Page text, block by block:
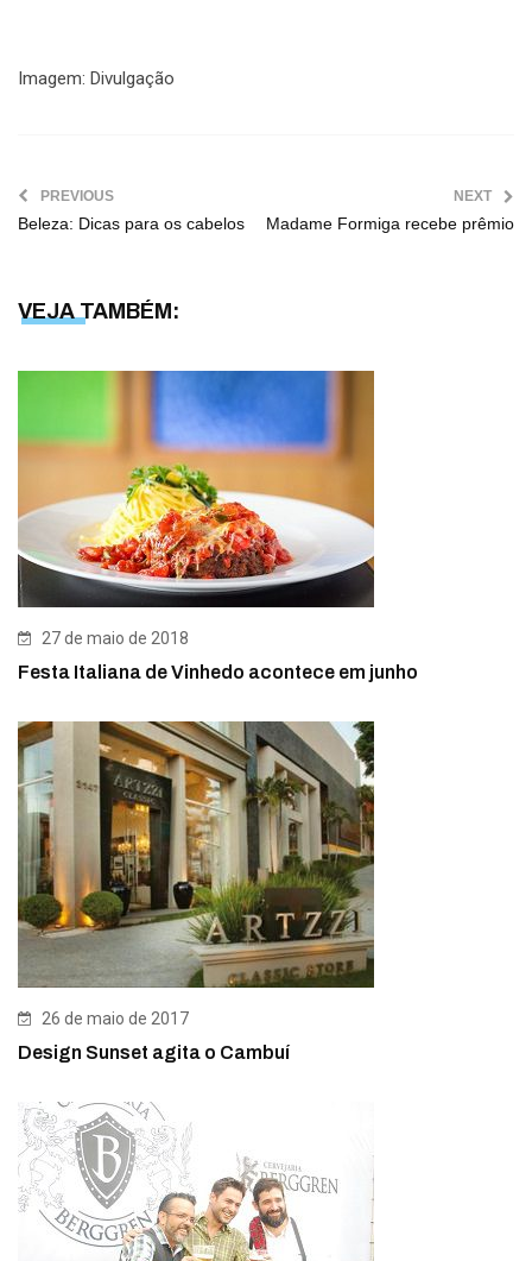
Imagem: Divulgação
PREVIOUS
Beleza: Dicas para os cabelos
NEXT
Madame Formiga recebe prêmio
VEJA TAMBÉM:
27 de maio de 2018
Festa Italiana de Vinhedo acontece em junho
26 de maio de 2017
Design Sunset agita o Cambuí